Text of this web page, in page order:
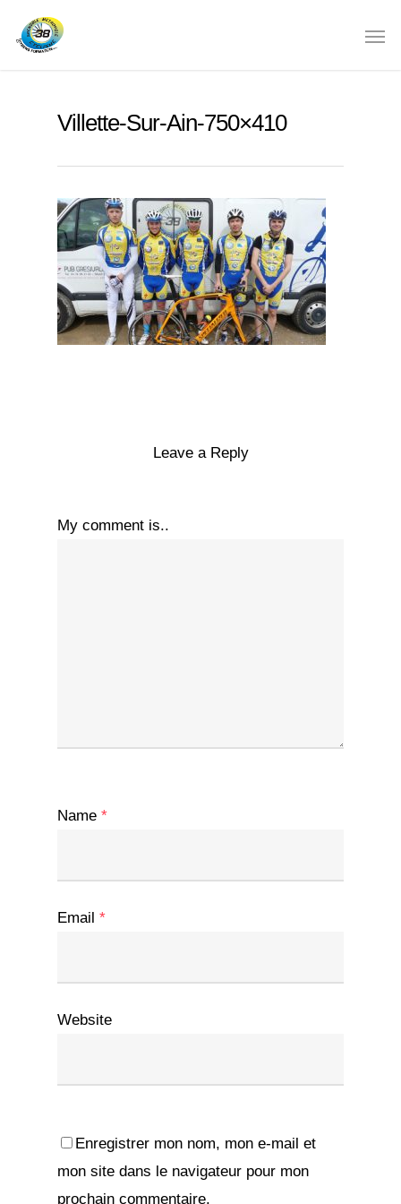
Villette-Sur-Ain-750×410
Leave a Reply
My comment is..
Name *
Email *
Website
Enregistrer mon nom, mon e-mail et
mon site dans le navigateur pour mon
prochain commentaire.